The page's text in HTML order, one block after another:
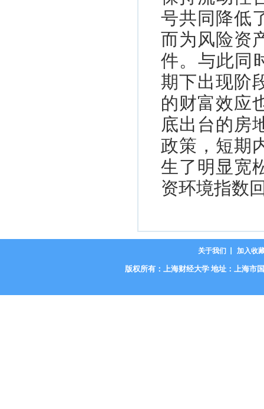
号共同降低
而为风险资
件。与此同
期下出现阶
的财富效应
底出台的房
政策，短期
生了明显宽
资环境指数
关于我们 加入收
版权所有：上海财经大学 地址：上海